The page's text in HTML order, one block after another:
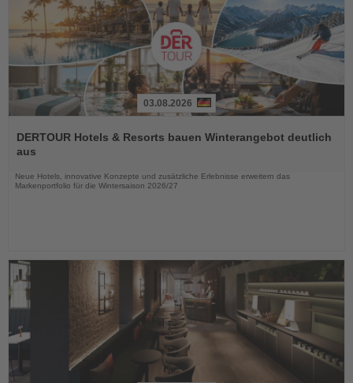
Sie
die
03.08.2026
DERTOUR Hotels & Resorts bauen Winterangebot deutlich
aus
Neue Hotels, innovative Konzepte und zusätzliche Erlebnisse erweitern das
Markenportfolio für die Wintersaison 2026/27